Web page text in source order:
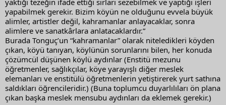
yapabilmek gerekir. Bizim köyün ne olduğunu evvela büyük
alimler, artistler değil, kahramanlar anlayacaklar, sonra
alimlere ve sanatkârlara anlatacaklardır.”
Burada Tonguç’un “kahramanlar” olarak niteledikleri köyden
çıkan, köyü tanıyan, köylünün sorunlarını bilen, her konuda
çözümcül düşünen köylü aydınlar (Enstitü mezunu
öğretmenler, sağlıkçılar, köye yarayışlı diğer meslek
elemanları ve enstitülü öğretmenlerin yetiştirerek yurt sathına
saldıkları öğrencileridir.) (Buna toplumcu duyarlılıları ön plana
çıkan başka meslek mensubu aydınları da eklemek gerekir.)